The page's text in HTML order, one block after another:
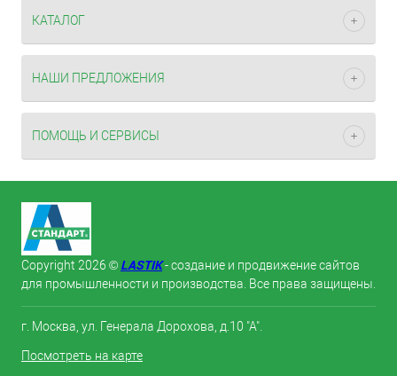
КАТАЛОГ
НАШИ ПРЕДЛОЖЕНИЯ
ПОМОЩЬ И СЕРВИСЫ
Copyright 2026 © LASTIK- создание и продвижение сайтов
для промышленности и производства. Все права защищены.
г. Москва, ул. Генерала Дорохова, д.10 "А".
Посмотреть на карте